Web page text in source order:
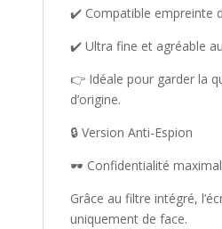
✔️ Compatible empreinte
✔️ Ultra fine et agréable
👉 Idéale pour garder la
d’origine.
🔒 Version Anti-Espion
🕶️ Confidentialité
Grâce au filtre intégré,
uniquement de face.